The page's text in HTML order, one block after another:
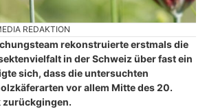
REDAKTION
rekonstruierte erstmals die
in der Schweiz über fast ein
sich, dass die untersuchten
vor allem Mitte des 20.